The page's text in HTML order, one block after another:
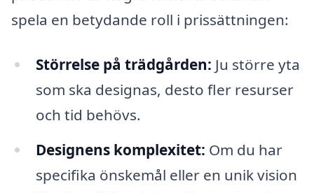
spela en betydande roll i prissättningen:
Störrelse på trädgården: Ju större yta
som ska designas, desto fler resurser
och tid behövs.
Designens komplexitet: Om du har
specifika önskemål eller en unik vision